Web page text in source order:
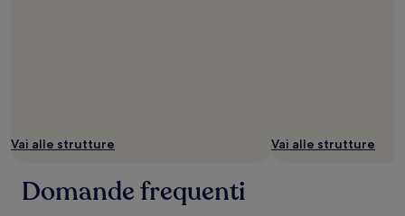
Vai alle strutture Vai alle strutture
Domande frequenti